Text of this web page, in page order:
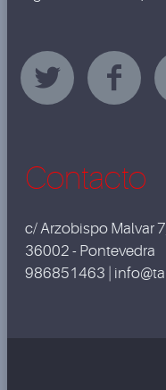
Contacto
c/ Arzobispo Malvar
36002 - Pontevedra
986851463 |